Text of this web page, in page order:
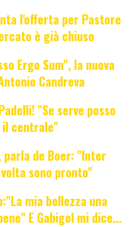
l'offerta per Pastore
è già chiuso
Ergo Sum", la nuova
Candreva
"Se serve posso
il centrale"
parla de Boer: "Inter
sono pronto"
mia bellezza una
E Gabigol mi dice...